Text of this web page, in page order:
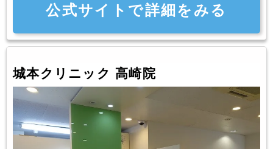
公式サイトで詳細をみる
城本クリニック 高崎院